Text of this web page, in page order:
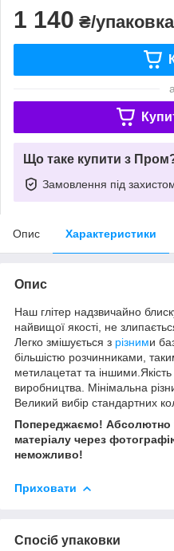
1 140 ₴/упаковка
Що таке купити з
Замовлення під
Опис Характеристики
Опис
Наш глітер надзвичайно
найвищої якості, не
Легко змішується з різними
більшістю розчинниками,
метилацетат та
виробництва. Мінімальна
Великий вибір стандартних
Попереджаємо! Абсолютно
матеріалу через
неможливо!
Приховати
Спосіб упаковки